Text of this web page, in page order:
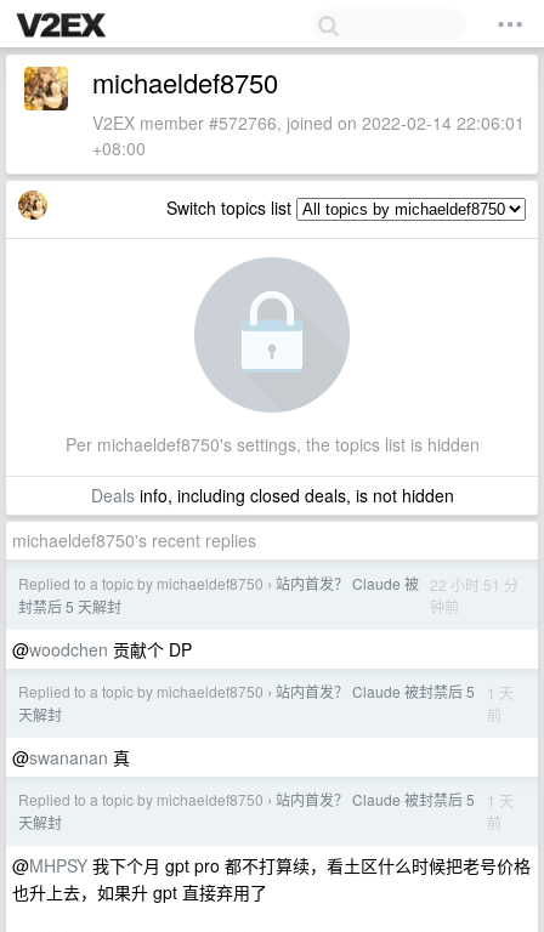
michaeldef8750
V2EX member #572766, joined on 2022-02-14 22:06:01
+08:00
Switch topics list
Per michaeldef8750's settings, the topics list is hidden
Dealsinfo, including closed deals, is not hidden
michaeldef8750's recent replies
Replied to a topic by michaeldef8750 › 站内首发？ Claude 被
封禁后 5 天解封
22 小时 51 分
钟前
@woodchen 贡献个 DP
Replied to a topic by michaeldef8750 › 站内首发？ Claude 被封禁后 5
天解封
1 天
前
@swananan 真
Replied to a topic by michaeldef8750 › 站内首发？ Claude 被封禁后 5
天解封
1 天
前
@MHPSY 我下个月 gpt pro 都不打算续，看土区什么时候把老号价格
也升上去，如果升 gpt 直接弃用了